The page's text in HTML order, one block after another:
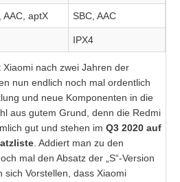
AAC, aptX SBC, AAC
IPX4
nach zwei Jahren der
nun endlich noch mal ordentlich
und neue Komponenten in die
aus gutem Grund, denn die Redmi
gut und stehen im Q3 2020 auf
. Addiert man zu den
mal den Absatz der „S“-Version
sich Vorstellen, dass Xiaomi